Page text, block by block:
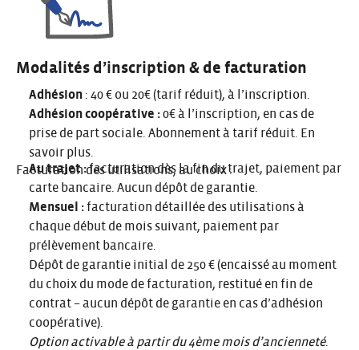
Modalités d’inscription & de facturation
Adhésion : 40 € ou 20€ (tarif réduit), à l’inscription.
Adhésion coopérative :0€ à l’inscription, en cas de
prise de part sociale. Abonnement à tarif réduit. En
savoir plus.
Facturation des utilisations, au choix:
Au trajet :facturation dès la fin du trajet, paiement par
carte bancaire. Aucun dépôt de garantie.
Mensuel : facturation détaillée des utilisations à
chaque début de mois suivant, paiement par
prélèvement bancaire.
Dépôt de garantie initial de 250 € (encaissé au moment
du choix du mode de facturation, restitué en fin de
contrat– aucun dépôt de garantie en cas d’adhésion
coopérative).
Option activable à partir du 4ème mois d’ancienneté.